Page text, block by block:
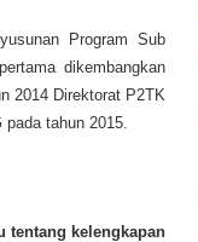
Program Sub
dikembangkan
2014 Direktorat P2TK
tahun 2015.
tentang kelengkapan